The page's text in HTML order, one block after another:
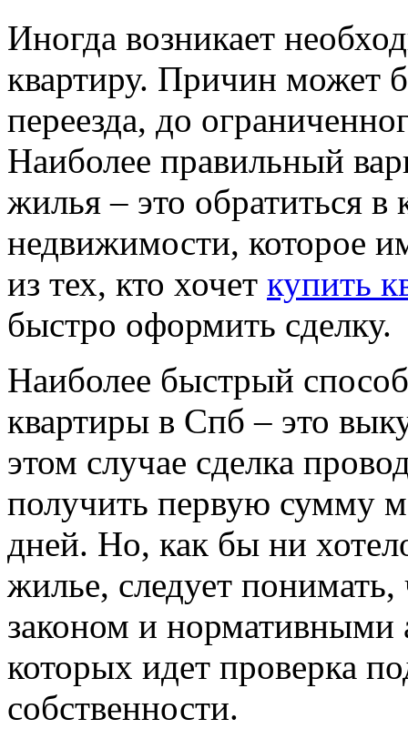
Иногда возникает
квартиру. Причин может
переезда, до
Наиболее правильный
жилья – это обратиться в
недвижимости, которое
из тех, кто хочет купить
быстро оформить сделку.
Наиболее быстрый
квартиры в Спб – это
этом случае сделка
получить первую сумму
дней. Но, как бы ни
жилье, следует понимать,
законом и нормативными
которых идет проверка
собственности.